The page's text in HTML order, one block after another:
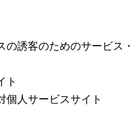
誘客のためのサービス
ト
個人サービスサイト